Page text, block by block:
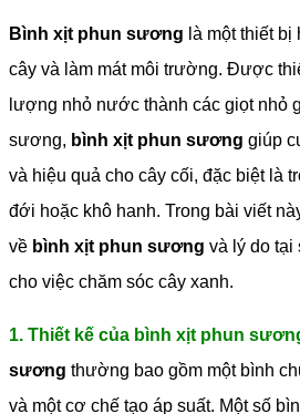
Bình xịt phun sương là một thiết
cây và làm mát môi trường. Được
lượng nhỏ nước thành các giọt nhỏ
sương, bình xịt phun sương giúp
và hiệu quả cho cây cối, đặc biệt là
đới hoặc khô hanh. Trong bài viết
về bình xịt phun sương và lý do tại
cho việc chăm sóc cây xanh.
1. Thiết kế của bình xịt phun
sương thường bao gồm một bình
và một cơ chế tạo áp suất. Một số